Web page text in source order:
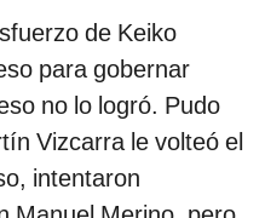
de Keiko
para gobernar
no lo logró. Pudo
Vizcarra le volteó el
intentaron